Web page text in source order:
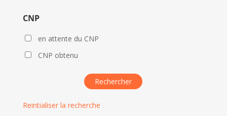
CNP
en attente du CNP
CNP obtenu
Reintialiser la recherche